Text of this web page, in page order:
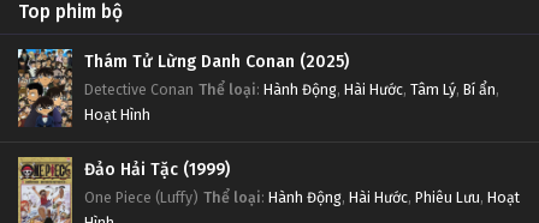
Top phim bộ
Thám Tử Lừng Danh Conan (2025)
Detective Conan Thể loại: Hành Động, Hài Hước, Tâm Lý, Bí ẩn,
Hoạt Hình
Đảo Hải Tặc (1999)
One Piece (Luffy) Thể loại: Hành Động, Hài Hước, Phiêu Lưu, Hoạt